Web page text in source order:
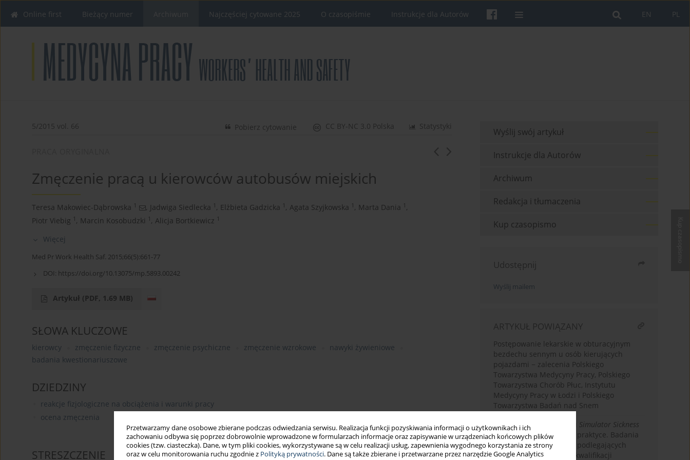
Przetwarzamy dane osobowe zbierane podczas odwiedzania serwisu. Realizacja funkcji pozyskiwania informacji o użytkownikach i ich
zachowaniu odbywa się poprzez dobrowolnie wprowadzone w formularzach informacje oraz zapisywanie w urządzeniach końcowych plików
cookies (tzw. ciasteczka). Dane, w tym pliki cookies, wykorzystywane są w celu realizacji usług, zapewnienia wygodnego korzystania ze strony
oraz w celu monitorowania ruchu zgodnie z Polityką prywatności. Dane są także zbierane i przetwarzane przez narzędzie Google Analytics
PL
EN
Online first Bieżący numer Najczęściej cytowane 2025 O czasopiśmie Instrukcje dla Autorów
5/2015 vol. 66 Statystyki
CC BY-NC 3.0 Polska
Pobierz cytowanie
Zmęczenie pracą u kierowców autobusów miejskich
Teresa Makowiec-Dąbrowska 1 , Jadwiga Siedlecka 1 , Elżbieta Gadzicka 1 , Agata Szyjkowska 1 , Marta Dania 1 ,
Piotr Viebig 1 , Marcin Kosobudzki 1 , Alicja Bortkiewicz 1
Więcej
Med Pr Work Health Saf. 2015;66(5):661-77
DOI: https://doi.org/10.13075/mp.5893.00242
Artykuł (PDF, 1.69 MB)
SŁOWA KLUCZOWE
kierowcy zmęczenie fizyczne zmęczenie psychiczne zmęczenie wzrokowe
nawyki żywieniowe
badania kwestionariuszowe
DZIEDZINY
reakcje fizjologiczne na obciążenia i warunki pracy
ocena zmęczenia
STRESZCZENIE
Wyślij swój artykuł
Instrukcje dla Autorów
Archiwum
Redakcja i tłumaczenia
Kup czasopismo
Udostępnij
Wyślij mailem
ARTYKUŁ POWIĄZANY
Postępowanie lekarskie w obturacyjnym
bezdechu sennym u osób kierujących
pojazdami − zalecenia Polskiego
Towarzystwa Medycyny Pracy, Polskiego
Towarzystwa Chorób Płuc, Instytutu
Medycyny Pracy w Łodzi i Polskiego
Towarzystwa Badań nad Snem
Choroba symulatorowa i Simulator Sickness
Questionnairew polskiej praktyce. Badania
kierowców zawodowych podlegających
obowiązkowym kursom kwalifikacji